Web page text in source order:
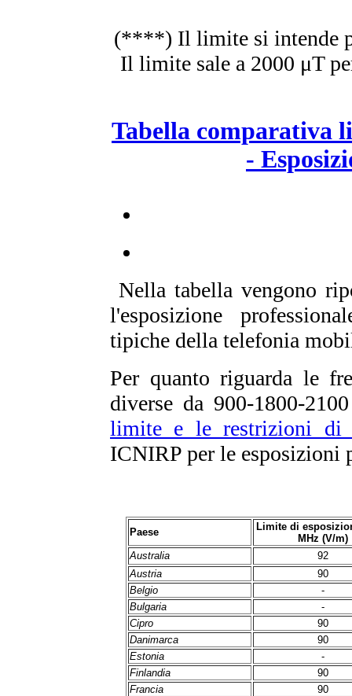
(****) Il limite si intende
Il limite sale a 2000 μT
Tabella comparativa
-
Nella tabella vengono
l'esposizione
tipiche della telefonia
Per quanto riguarda le
diverse da 900-1800-
limite e le restrizioni di
ICNIRP per le esposizioni
Paese
Limite di
MHz (V/m)
Australia
92
Austria
90
Belgio
-
Bulgaria
-
Cipro
90
Danimarca
90
Estonia
-
Finlandia
90
Francia
90